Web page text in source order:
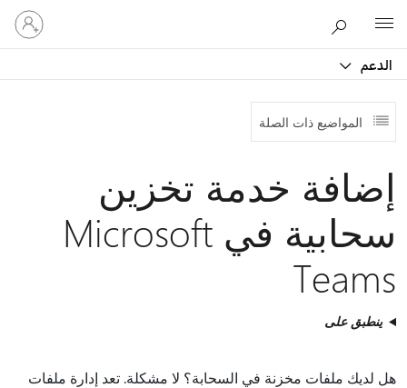
الدعم
تسجيل
الدخول
إلى
المواضيع ذات الصلة
إضافة خدمة تخزين
سحابية في Microsoft
Teams
ينطبق على
هل لديك ملفات مخزنة في السحابة؟ لا مشكلة. تعد إدارة ملفات